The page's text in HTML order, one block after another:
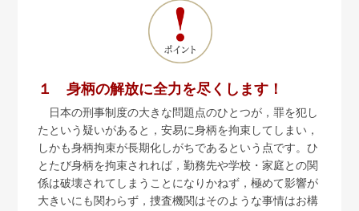
アクセス
採用情報
個人情報保護方針
１ 身柄の解放に全力を尽くします！
日本の刑事制度の大きな問題点のひとつが，罪を犯し
たという疑いがあると，安易に身柄を拘束してしまい，
しかも身柄拘束が長期化しがちであるという点です。ひ
とたび身柄を拘束されれば，勤務先や学校・家庭との関
係は破壊されてしまうことになりかねず，極めて影響が
大きいにも関わらず，捜査機関はそのような事情はお構